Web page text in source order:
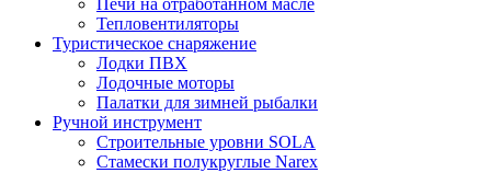
Печи на отработанном масле
Тепловентиляторы
Туристическое снаряжение
Лодки ПВХ
Лодочные моторы
Палатки для зимней рыбалки
Ручной инструмент
Строительные уровни SOLA
Стамески полукруглые Narex